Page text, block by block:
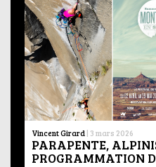
Vincent Girard | 3 mars 2026
PARAPENTE,
PROGRAMMATION